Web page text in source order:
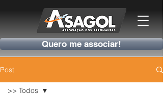
Quero me associar!
Post
>> Todos